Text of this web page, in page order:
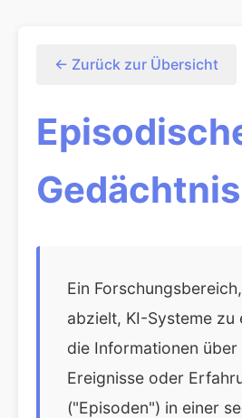
← Zurück zur Übersicht
Ein
abzielt, KI-Systeme zu
die Informationen
Ereignisse oder
("Episoden") in einer